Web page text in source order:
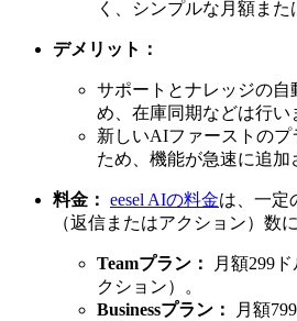
く、シンプルな月額また
デメリット：
サポートとナレッジの自
め、在庫同期などは行い
新しいAIファーストのプ
ため、機能が急速に追加
料金： eesel AIの料金は、一定
（返信またはアクション）数
Teamプラン：
月額299
クション）。
Businessプラン：
月額